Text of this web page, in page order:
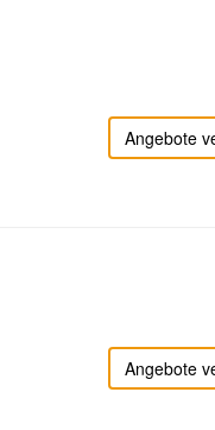
Angebote
Angebote